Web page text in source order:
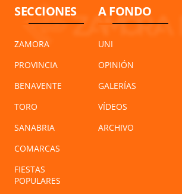
SECCIONES
ZAMORA
PROVINCIA
BENAVENTE
TORO
SANABRIA
COMARCAS
FIESTAS
POPULARES
A FONDO
UNI
OPINIÓN
GALERÍAS
VÍDEOS
ARCHIVO